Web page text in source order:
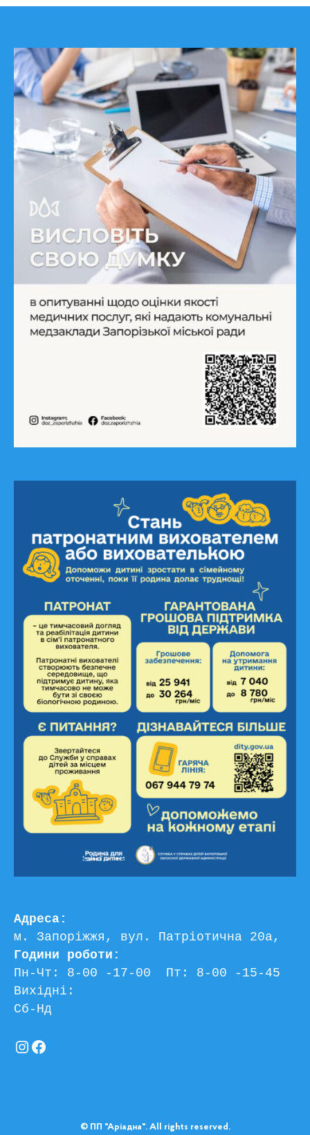
Адреса:
м. Запоріжжя, вул. Патріотична 20а,
Години роботи:
Пн-Чт: 8-00 -17-00  Пт: 8-00 -15-45
Вихідні:
Сб-Нд
Instagram
Facebook
© ПП "Аріадна". All rights reserved.